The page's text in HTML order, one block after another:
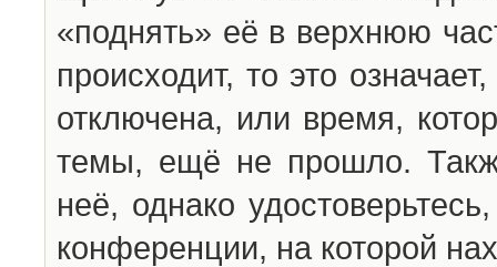
«поднять» её в верхнюю
происходит, то это
отключена, или время,
темы, ещё не прошло.
неё, однако
конференции, на которой